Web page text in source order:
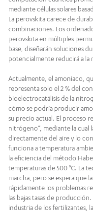
mediante células solares
La perovskita carece de
combinaciones. Los
perovskita en múltiples
base, diseñarán soluciones
potencialmente reducirá a la
Actualmente, el amoniaco,
representa solo el 2 % del
bioelectrocatálisis de la
cómo se podría producir
su precio actual. El proceso
nitrógeno”, mediante la cual
directamente del aire y lo
funciona a temperatura
la eficiencia del método
temperaturas de 500 °C. La
marcha, pero se espera que
rápidamente los problemas
las bajas tasas de
industria de los fertilizantes,